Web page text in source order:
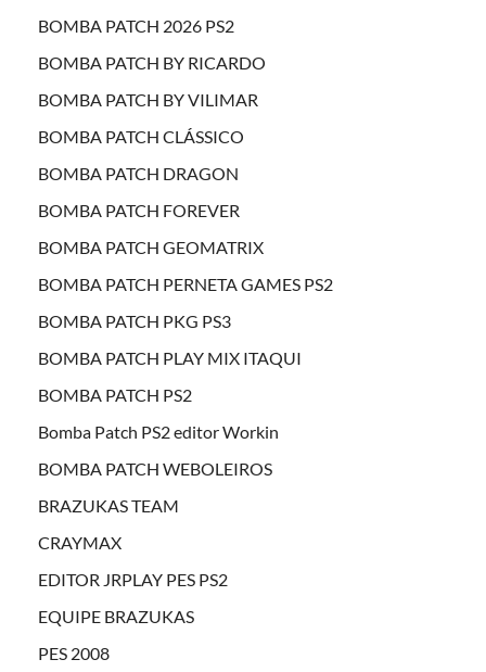
BOMBA PATCH 2026 PS2
BOMBA PATCH BY RICARDO
BOMBA PATCH BY VILIMAR
BOMBA PATCH CLÁSSICO
BOMBA PATCH DRAGON
BOMBA PATCH FOREVER
BOMBA PATCH GEOMATRIX
BOMBA PATCH PERNETA GAMES PS2
BOMBA PATCH PKG PS3
BOMBA PATCH PLAY MIX ITAQUI
BOMBA PATCH PS2
Bomba Patch PS2 editor Workin
BOMBA PATCH WEBOLEIROS
BRAZUKAS TEAM
CRAYMAX
EDITOR JRPLAY PES PS2
EQUIPE BRAZUKAS
PES 2008